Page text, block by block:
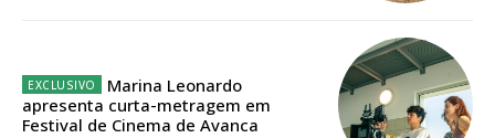
Acesso ao conteúdo online
Acesso aos conteúdos Exclusivos para
Marina Leonardo
apresenta curta-metragem em
Festival de Cinema de Avanca